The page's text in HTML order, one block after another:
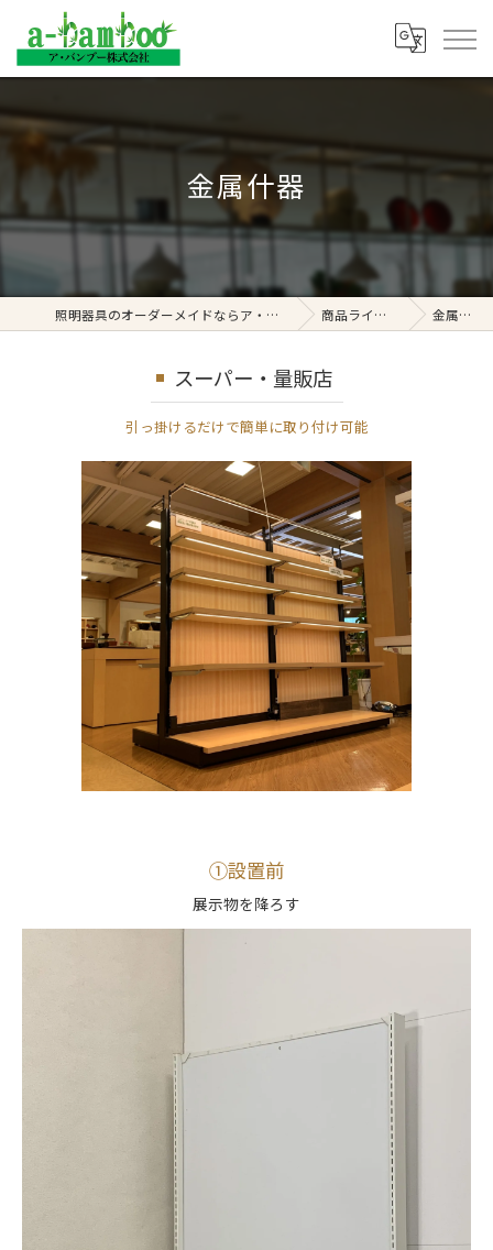
金属什器
照明器具のオーダーメイドならア・バンブー株式会社 商品ラインナップ 金属什器
スーパー・量販店
引っ掛けるだけで簡単に取り付け可能
①設置前
展示物を降ろす